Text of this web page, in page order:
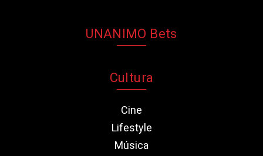
UNANIMO Bets
Cultura
Cine
Lifestyle
Música